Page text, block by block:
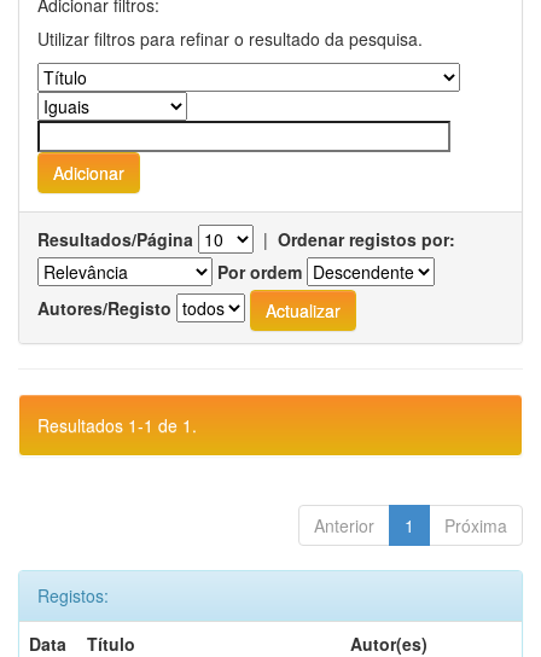
Adicionar filtros:
Utilizar filtros para refinar o resultado da pesquisa.
Resultados/Página | Ordenar registos por:
Por ordem
Autores/Registo
Resultados 1-1 de 1.
Anterior 1 Próxima
Registos:
Data
Título
Autor(es)